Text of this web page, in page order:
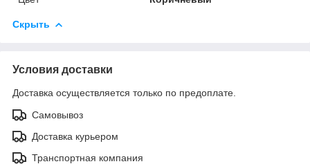
Скрыть
Условия доставки
Доставка осуществляется только по предоплате.
Самовывоз
Доставка курьером
Транспортная компания